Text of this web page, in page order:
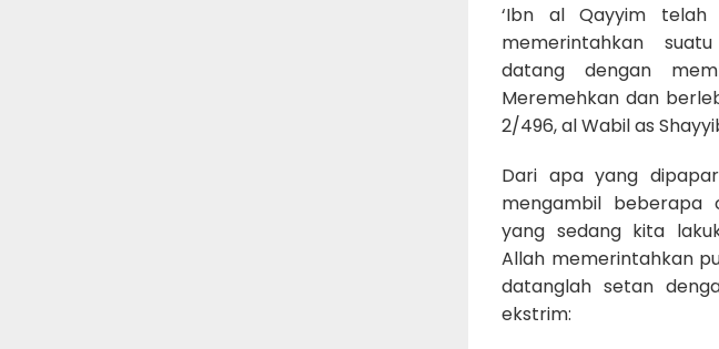
‘Ibn al Qayyim telah
memerintahkan
datang dengan
Meremehkan dan
2/496, al Wabil as
Dari apa yang
mengambil beberapa
yang sedang kita
Allah memerintahkan
datanglah setan
ekstrim: